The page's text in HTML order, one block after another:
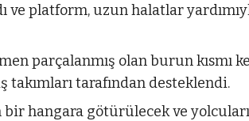
ve platform, uzun halatlar
parçalanmış olan burun kısmı
takımları tarafından desteklendi.
bir hangara götürülecek ve